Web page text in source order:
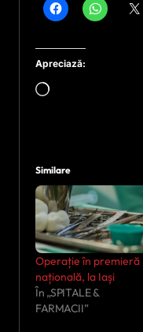
Apreciază:
Încarc...
Similare
Operație în premieră
națională, la Iași
În „SPITALE &
FARMACII”